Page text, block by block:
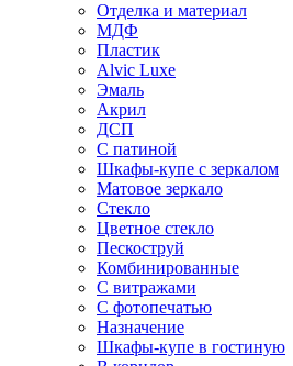
Отделка и материал
МДФ
Пластик
Alvic Luxe
Эмаль
Акрил
ДСП
С патиной
Шкафы-купе с зеркалом
Матовое зеркало
Стекло
Цветное стекло
Пескоструй
Комбинированные
С витражами
С фотопечатью
Назначение
Шкафы-купе в гостиную